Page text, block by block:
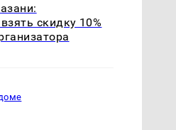
скидку 10%